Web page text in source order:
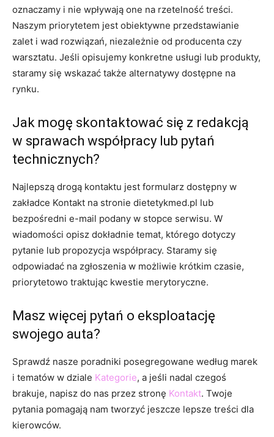
oznaczamy i nie wpływają one na rzetelność treści.
Naszym priorytetem jest obiektywne przedstawianie
zalet i wad rozwiązań, niezależnie od producenta czy
warsztatu. Jeśli opisujemy konkretne usługi lub produkty,
staramy się wskazać także alternatywy dostępne na
rynku.
Jak mogę skontaktować się z redakcją
w sprawach współpracy lub pytań
technicznych?
Najlepszą drogą kontaktu jest formularz dostępny w
zakładce Kontakt na stronie dietetykmed.pl lub
bezpośredni e-mail podany w stopce serwisu. W
wiadomości opisz dokładnie temat, którego dotyczy
pytanie lub propozycja współpracy. Staramy się
odpowiadać na zgłoszenia w możliwie krótkim czasie,
priorytetowo traktując kwestie merytoryczne.
Masz więcej pytań o eksploatację
swojego auta?
Sprawdź nasze poradniki posegregowane według marek
i tematów w dziale Kategorie, a jeśli nadal czegoś
brakuje, napisz do nas przez stronę Kontakt. Twoje
pytania pomagają nam tworzyć jeszcze lepsze treści dla
kierowców.